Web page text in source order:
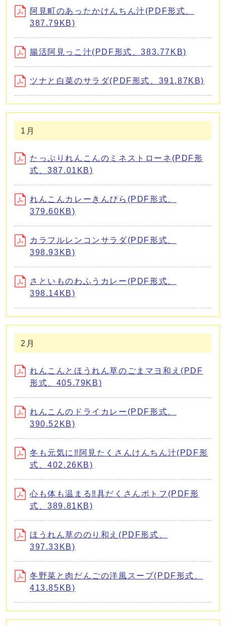
阿見町のあったかけんちん汁(PDF形式、
387.79KB)
腸活阿見っこ汁(PDF形式、383.77KB)
ツナと白菜のサラダ(PDF形式、391.87KB)
1月
たっぷりれんこんのミネストローネ(PDF形
式、387.01KB)
れんこんカレーきんぴら(PDF形式、
379.60KB)
カラフルレンコンサラダ(PDF形式、
398.93KB)
さといものわふうカレー(PDF形式、
398.14KB)
2月
れんこんとほうれん草のごまマヨ和え(PDF
形式、405.79KB)
れんこんのドライカレー(PDF形式、
390.52KB)
冬も元気に‼阿見たくさんけんちん汁(PDF形
式、402.26KB)
心も体も温まる‼具だくさんポトフ(PDF形
式、389.81KB)
ほうれん草ののり和え(PDF形式、
397.33KB)
冬野菜と肉だんごの洋風スープ(PDF形式、
413.85KB)